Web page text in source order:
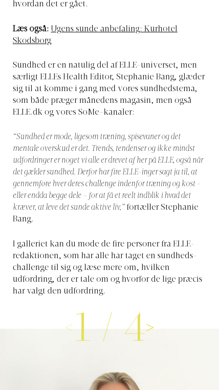
hvordan det er gået.
Læs også: Ugens sunde anbefaling: Kurhotel
Skodsborg
Sundhed er en natulig del af ELLE-universet, men
særligt ELLEs Health Editor, Stephanie Bang, glæder
sig til at komme i gang med vores sundhedstema,
som både præger månedens magasin, men også
ELLE.dk og vores SoMe-kanaler:
“Sundhed er mode, ligesom træning, spisevaner og det
mentale overskud er det. Trends, tendenser og ikke mindst
udfordringer er noget vi alle er drevet af her på ELLE, også når
det gælder sundhed. Derfor har fire ELLE-inger sagt ja til, at
gennemføre hver deres challenge indenfor træning og kost –
eller endda begge dele – for at få et reelt indblik i hvad det
kræver, at leve det sunde aktive liv,” fortæller Stephanie
Bang.
I galleriet kan du møde de fire personer fra ELLE-
redaktionen, som har alle har taget en sundheds-
challenge til sig og læse mere om, hvilken
udfordring, der er tale om og hvorfor de lige præcis
har valgt den udfordring.
1 / 4